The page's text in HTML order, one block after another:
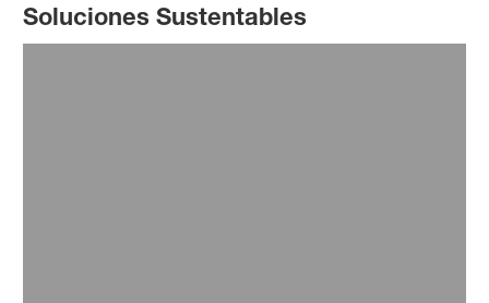
Soluciones Sustentables